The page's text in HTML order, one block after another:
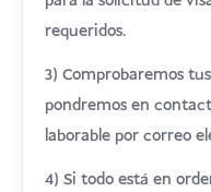
requeridos.
3) Comprobaremos
pondremos en
laborable por correo
4) Si todo está en